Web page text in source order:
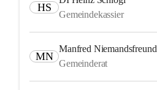
HS
Gemeindekassier
MN
Manfred Niemandsfreund
Gemeinderat